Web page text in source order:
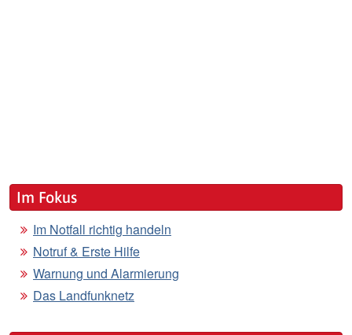
Im Fokus
Im Notfall richtig handeln
Notruf & Erste Hilfe
Warnung und Alarmierung
Das Landfunknetz